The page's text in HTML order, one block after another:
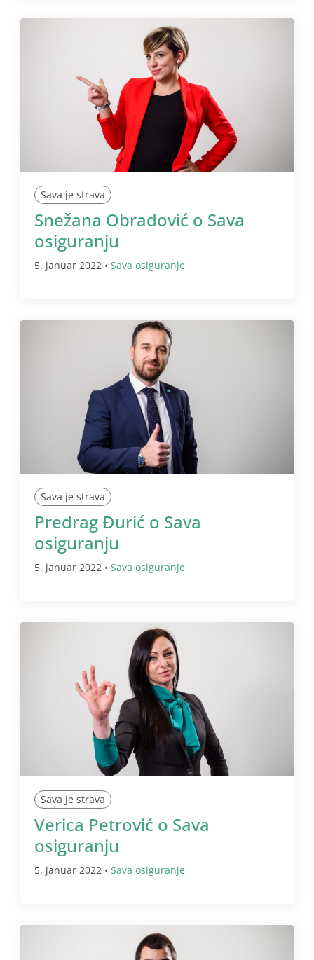
Sava je strava
Snežana Obradović o Sava
osiguranju
5. januar 2022 • Sava osiguranje
Sava je strava
Predrag Đurić o Sava
osiguranju
5. januar 2022 • Sava osiguranje
Sava je strava
Verica Petrović o Sava
osiguranju
5. januar 2022 • Sava osiguranje